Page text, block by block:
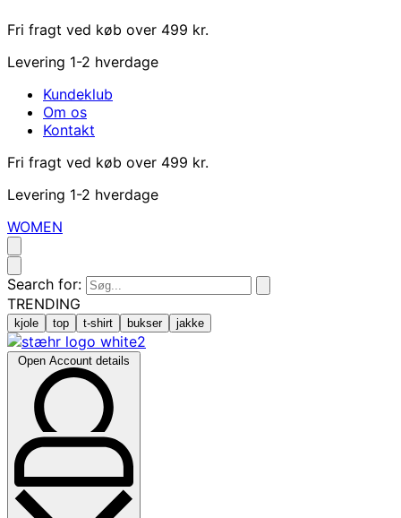
Fri fragt ved køb over 499 kr.
Levering 1-2 hverdage
Kundeklub
Om os
Kontakt
Fri fragt ved køb over 499 kr.
Levering 1-2 hverdage
WOMEN
Search for:
TRENDING
kjole top t-shirt bukser jakke
Open Account details